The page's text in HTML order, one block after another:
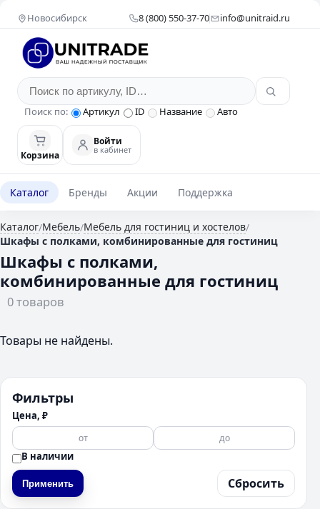
Новосибирск 8 (800) 550-37-70 info@unitraid.ru
Поиск по: Артикул ID Название Авто
Корзина
Войти
в кабинет
Каталог Бренды Акции Поддержка
Каталог/Мебель/Мебель для гостиниц и хостелов/
Шкафы с полками, комбинированные для гостиниц
Шкафы с полками,
комбинированные для гостиниц
0 товаров
Фильтры
Цена, ₽
В наличии
Применить Сбросить
Товары не найдены.